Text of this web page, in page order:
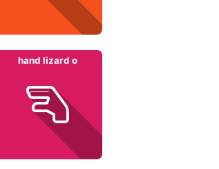
hand lizard o